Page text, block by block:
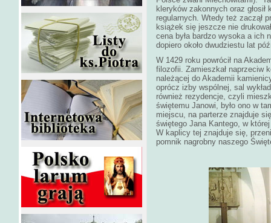
kleryków zakonnych oraz
regularnych. Wtedy też zaczął
książek się jeszcze nie
cena była bardzo wysoka a ich
dopiero około dwudziestu lat
W 1429 roku powrócił na
filozofii. Zamieszkał naprzeciw
należącej do Akademii
oprócz izby wspólnej, sal
również rezydencje, czyli
świętemu Janowi, było ono w
miejscu, na parterze znajduje
świętego Jana Kantego, w
W kaplicy tej znajduje się,
pomnik nagrobny naszego